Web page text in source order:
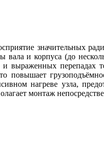
значительных
и корпуса (до
выраженных перепадах
нагреве узла,
монтаж